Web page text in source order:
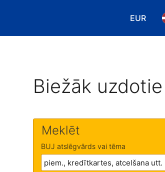
EUR
Biežāk
Meklēt
BUJ atslēgvārds vai tēma